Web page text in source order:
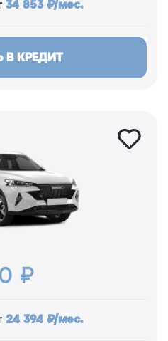
34 853 ₽/мес.
В КРЕДИТ
₽
24 394 ₽/мес.